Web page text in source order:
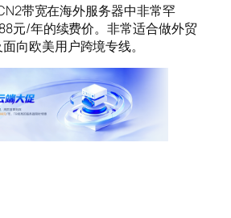
带宽在海外服务器中非常罕
元/年的续费价。非常适合做外贸
向欧美用户跨境专线。